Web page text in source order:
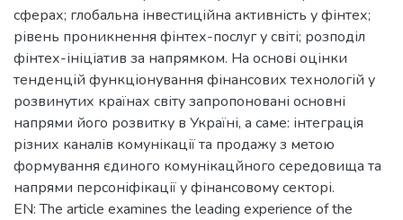
сферах; глобальна інвестиційна активність у фінтех;
рівень проникнення фінтех-послуг у світі; розподіл
фінтех-ініціатив за напрямком. На основі оцінки
тенденцій функціонування фінансових технологій у
розвинутих країнах світу запропоновані основні
напрями його розвитку в Україні, а саме: інтеграція
різних каналів комунікації та продажу з метою
формування єдиного комунікацйного середовища та
напрями персоніфікації у фінансовому секторі.
EN: The article examines the leading experience of the